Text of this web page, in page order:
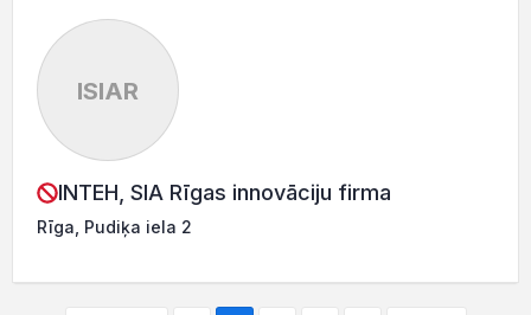
ISIAR
INTEH, SIA Rīgas innovāciju firma
Rīga, Pudiķa iela 2